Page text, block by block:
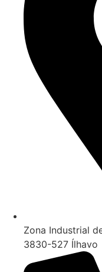
Zona Industrial
3830-527 Ílhavo